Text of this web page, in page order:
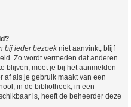
bij ieder bezoekniet aanvinkt, blijf
Zo wordt vermeden dat anderen
blijven, moet je bij het aanmelden
af als je gebruik maakt van een
in de bibliotheek, in een
is, heeft de beheerder deze